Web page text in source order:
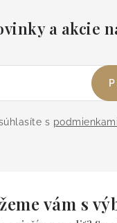
a akcie
s
vám s